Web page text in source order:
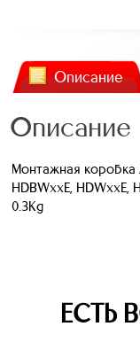
Описание
Описание
Монтажная коробка
HDBWxxE,
0.3Kg
ЕСТЬ